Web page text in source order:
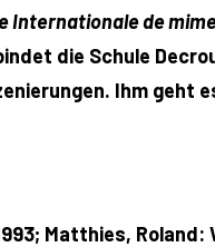
Internationale de
die Schule
Ihm geht
Matthies, Roland: